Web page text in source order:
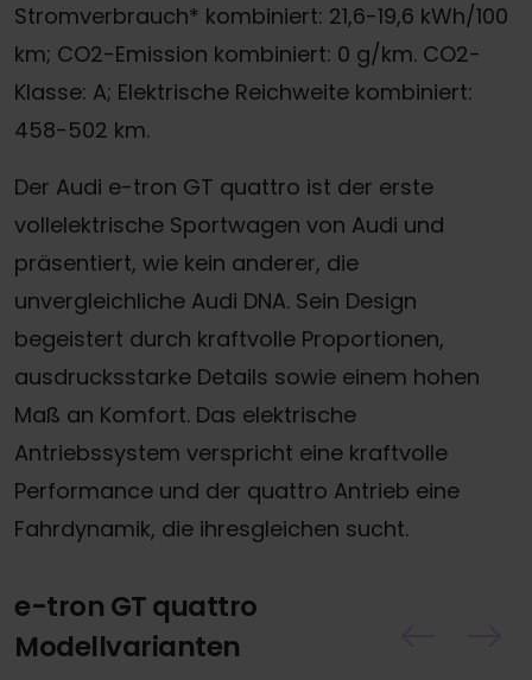
Stromverbrauch* kombiniert: 21,6-19,6 kWh/100
km; CO2-Emission kombiniert: 0 g/km. CO2-
Klasse: A; Elektrische Reichweite kombiniert:
458-502 km.
Der Audi e-tron GT quattro ist der erste
vollelektrische Sportwagen von Audi und
präsentiert, wie kein anderer, die
unvergleichliche Audi DNA. Sein Design
begeistert durch kraftvolle Proportionen,
ausdrucksstarke Details sowie einem hohen
Maß an Komfort. Das elektrische
Antriebssystem verspricht eine kraftvolle
Performance und der quattro Antrieb eine
Fahrdynamik, die ihresgleichen sucht.
e-tron GT quattro
Modellvarianten